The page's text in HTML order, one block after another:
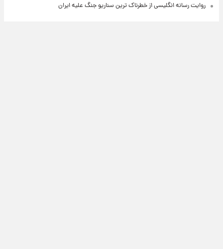
روایت رسانه انگلیسی از خطرناک ترین سناریو جنگ علیه ایران